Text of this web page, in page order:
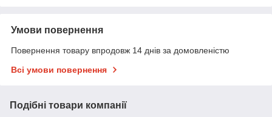
Умови повернення
Повернення товару впродовж 14 днів за домовленістю
Всі умови повернення
Подібні товари компанії